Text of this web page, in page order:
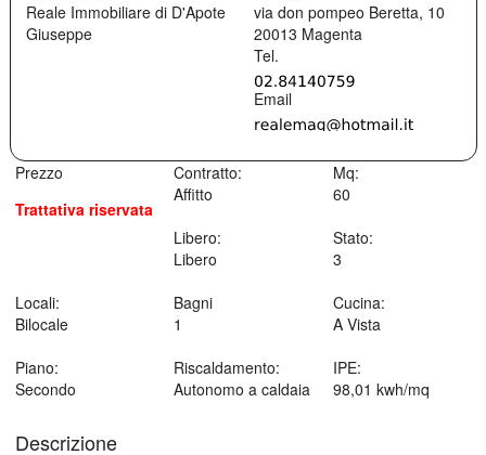
Reale Immobiliare di D'Apote
Giuseppe
via don pompeo Beretta, 10
20013 Magenta
Prezzo
Trattativa riservata
Contratto:
Affitto
Mq:
60
Libero:
Libero
Stato:
3
Locali:
Bilocale
Bagni
1
Cucina:
A Vista
Piano:
Secondo
Riscaldamento:
Autonomo a caldaia
IPE:
98,01 kwh/mq
Descrizione